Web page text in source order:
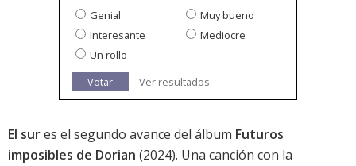
Genial
Muy bueno
Interesante
Mediocre
Un rollo
Votar
Ver resultados
El sures el segundo avance del álbum Futuros
imposibles de Dorian (2024). Una canción con la